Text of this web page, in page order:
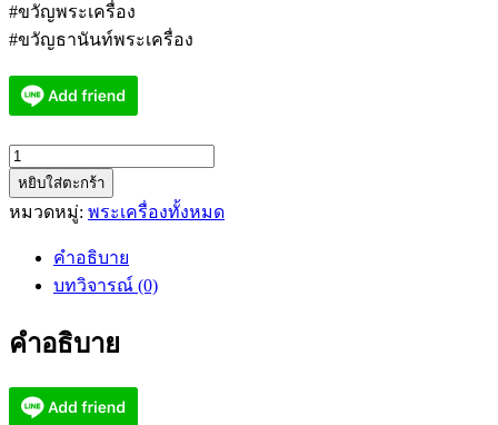
#ขวัญพระเครื่อง
#ขวัญธานันท์พระเครื่อง
จำนวน
หลวง
พ่อ
บ้านไร่
ห่วง
ทอง
หยิบใส่ตะกร้า
หมวดหมู่: พระเครื่องทั้งหมด
คำอธิบาย
บทวิจารณ์ (0)
คำอธิบาย